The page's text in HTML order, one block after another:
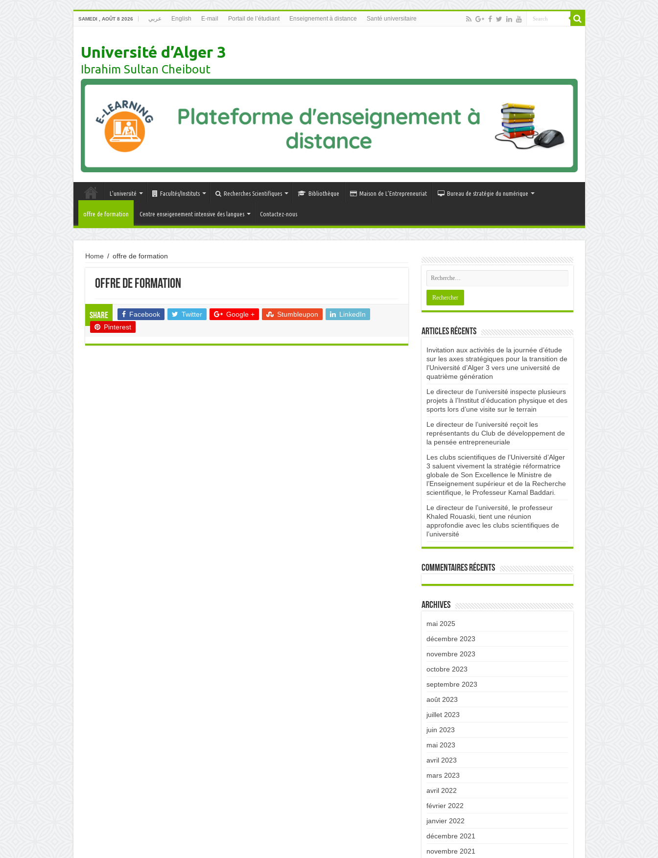
SAMEDI , AOÛT 8 2026 عربي English E-mail Portail de l’étudiant Enseignement à distance Santé universitaire
Université d’Alger 3
Ibrahim Sultan Cheibout
L’université Facultés/Instituts Recherches Scientifiques Bibliothèque Maison de L’Entrepreneuriat Bureau de stratégie du numérique
offre de formation Centre enseigenement intensive des langues Contactez-nous
Home / offre de formation
offre de formation
Share Facebook Twitter Google + Stumbleupon
LinkedIn
Pinterest
Articles récents
Invitation aux activités de la journée d’étude
sur les axes stratégiques pour la transition de
l’Université d’Alger 3 vers une université de
quatrième génération
Le directeur de l’université inspecte plusieurs
projets à l’Institut d’éducation physique et des
sports lors d’une visite sur le terrain
Le directeur de l’université reçoit les
représentants du Club de développement de
la pensée entrepreneuriale
Les clubs scientifiques de l’Université d’Alger
3 saluent vivement la stratégie réformatrice
globale de Son Excellence le Ministre de
l’Enseignement supérieur et de la Recherche
scientifique, le Professeur Kamal Baddari.
Le directeur de l’université, le professeur
Khaled Rouaski, tient une réunion
approfondie avec les clubs scientifiques de
l’université
Commentaires récents
Archives
mai 2025
décembre 2023
novembre 2023
octobre 2023
septembre 2023
août 2023
juillet 2023
juin 2023
mai 2023
avril 2023
mars 2023
avril 2022
février 2022
janvier 2022
décembre 2021
novembre 2021